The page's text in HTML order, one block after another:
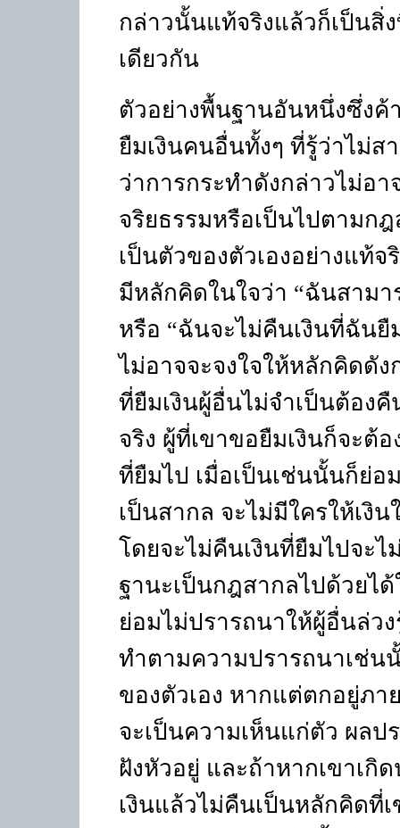
กล่าวนั้นแท้จริงแล้วก็เป็นสิ่
เดียวกัน
ตัวอย่างพื้นฐานอันหนึ่งซึ่ง
ยืมเงินคนอื่นทั้งๆ ที่รู้ว่าไม่ส
ว่าการกระทำดังกล่าวไม่อา
จริยธรรมหรือเป็นไปตามก
เป็นตัวของตัวเองอย่างแท้จ
มีหลักคิดในใจว่า “ฉันสามา
หรือ “ฉันจะไม่คืนเงินที่ฉันยื
ไม่อาจจะจงใจให้หลักคิดดั
ที่ยืมเงินผู้อื่นไม่จำเป็นต้องคื
จริง ผู้ที่เขาขอยืมเงินก็จะต้
ที่ยืมไป เมื่อเป็นเช่นนั้นก็ย่อ
เป็นสากล จะไม่มีใครให้เงิ
โดยจะไม่คืนเงินที่ยืมไปจะ
ฐานะเป็นกฎสากลไปด้วยไ
ย่อมไม่ปรารถนาให้ผู้อื่นล่ว
ทำตามความปรารถนาเช่น
ของตัวเอง หากแต่ตกอยู่ภา
จะเป็นความเห็นแก่ตัว ผลป
ฝังหัวอยู่ และถ้าหากเขาเกิ
เงินแล้วไม่คืนเป็นหลักคิดที่